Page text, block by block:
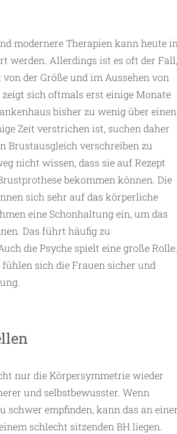
modernere Therapien kann heute
werden. Allerdings ist es oft der Fall,
der Größe und im Aussehen von
sich oftmals erst einige Monate
bisher zu wenig über einen
Zeit verstrichen ist, suchen daher
Brustausgleich verschreiben zu
nicht wissen, dass sie auf Rezept
bekommen können. Die
sich sehr auf das körperliche
eine Schonhaltung ein, um das
Das führt häufig zu
die Psyche spielt eine große Rolle.
sich die Frauen sicher und
nur die Körpersymmetrie wieder
und selbstbewusster. Wenn
schwer empfinden, kann das an einer
schlecht sitzenden BH liegen.